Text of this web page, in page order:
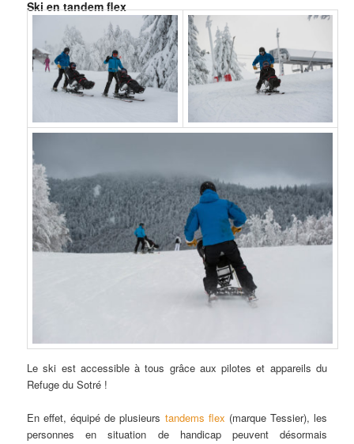
Ski en tandem flex
Le ski est accessible à tous grâce aux pilotes et appareils du
Refuge du Sotré !
En effet, équipé de plusieurs tandems flex (marque Tessier), les
personnes en situation de handicap peuvent désormais